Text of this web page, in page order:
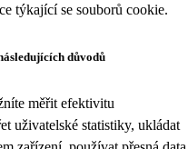
týkající se souborů cookie.
důvodů
měřit efektivitu
uživatelské statistiky, ukládat